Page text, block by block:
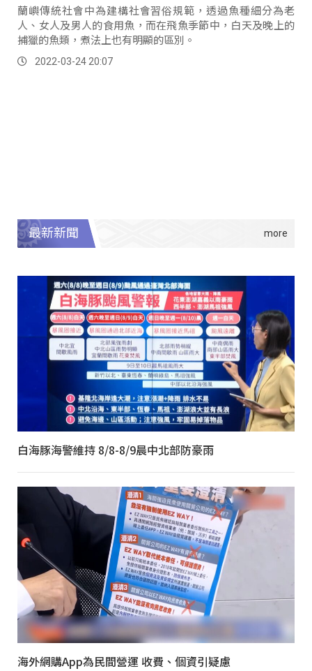
蘭嶼傳統社會中為建構社會習俗規範，透過魚種細分為老
人、女人及男人的食用魚，而在飛魚季節中，白天及晚上的
捕獵的魚類，煮法上也有明顯的區別。
2022-03-24 20:07
最新新聞
白海豚海警維持 8/8-8/9晨中北部防豪雨
海外網購App為民間營運 收費、個資引疑慮